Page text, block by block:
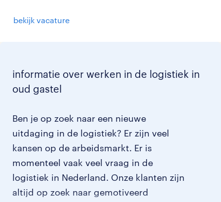
bekijk vacature
informatie over werken in de logistiek in
oud gastel
Ben je op zoek naar een nieuwe
uitdaging in de logistiek? Er zijn veel
kansen op de arbeidsmarkt. Er is
momenteel vaak veel vraag in de
logistiek in Nederland. Onze klanten zijn
altijd op zoek naar gemotiveerd